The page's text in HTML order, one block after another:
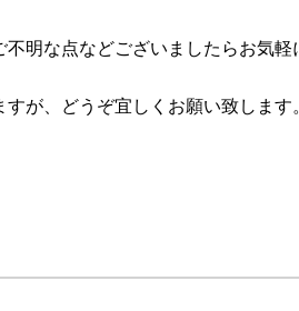
不明な点などございましたらお気軽
が、どうぞ宜しくお願い致します。